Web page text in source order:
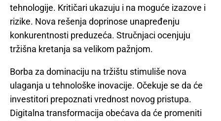
tehnologije. Kritičari ukazuju i na moguće izazove i
rizike. Nova rešenja doprinose unapređenju
konkurentnosti preduzeća. Stručnjaci ocenjuju
tržišna kretanja sa velikom pažnjom.
Borba za dominaciju na tržištu stimuliše nova
ulaganja u tehnološke inovacije. Očekuje se da će
investitori prepoznati vrednost novog pristupa.
Digitalna transformacija obećava da će promeniti